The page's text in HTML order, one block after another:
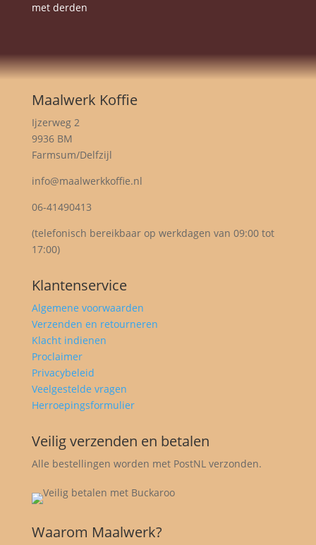
met derden
Maalwerk Koffie
Ijzerweg 2
9936 BM
Farmsum/Delfzijl
info@maalwerkkoffie.nl
06-41490413
(telefonisch bereikbaar op werkdagen van 09:00 tot
17:00)
Klantenservice
Algemene voorwaarden
Verzenden en retourneren
Klacht indienen
Proclaimer
Privacybeleid
Veelgestelde vragen
Herroepingsformulier
Veilig verzenden en betalen
Alle bestellingen worden met PostNL verzonden.
Waarom Maalwerk?